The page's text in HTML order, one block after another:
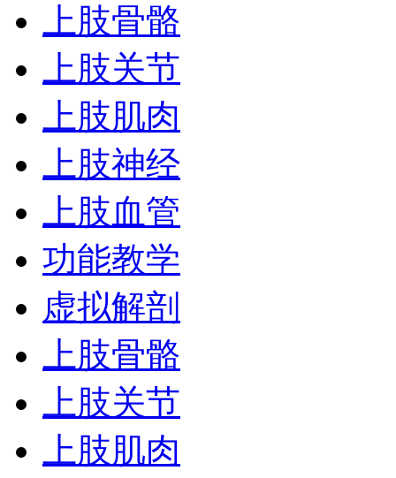
上肢骨骼
上肢关节
上肢肌肉
上肢神经
上肢血管
功能教学
虚拟解剖
上肢骨骼
上肢关节
上肢肌肉